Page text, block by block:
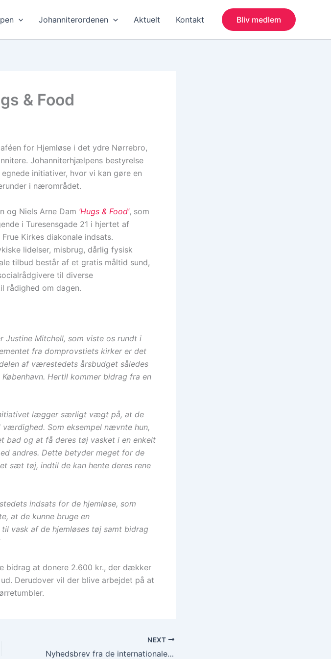
Johanniterordenen Aktuelt Kontakt Bliv medlem
& Food
for Hjemløse i det ydre Nørrebro,
Johanniterhjælpens bestyrelse
initiativer, hvor vi kan gøre en
i nærområdet.
og Niels Arne Dam ’Hugs & Food’, som
i Turesensgade 21 i hjertet af
Kirkes diakonale indsats.
lidelser, misbrug, dårlig fysisk
tilbud består af et gratis måltid sund,
til diverse
rådighed om dagen.
Mitchell, som viste os rundt i
fra domprovstiets kirker er det
af værestedets årsbudget således
Hertil kommer bidrag fra en
lægger særligt vægt på, at de
Som eksempel nævnte hun,
bad og at få deres tøj vasket i en enkelt
andres. Dette betyder meget for de
sæt tøj, indtil de kan hente deres rene
indsats for de hjemløse, som
at de kunne bruge en
vask af de hjemløses tøj samt bidrag
bidrag at donere 2.600 kr., der dækker
Derudover vil der blive arbejdet på at
NEXT
Nyhedsbrev fra de internationale Johanniter-hjælpeforeninger